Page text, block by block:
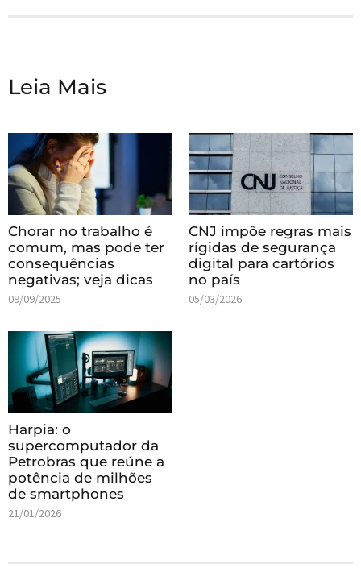
Leia Mais
Chorar no trabalho é
comum, mas pode ter
consequências
negativas; veja dicas
09/09/2025
CNJ impõe regras mais
rígidas de segurança
digital para cartórios
no país
05/03/2026
Harpia: o
supercomputador da
Petrobras que reúne a
potência de milhões
de smartphones
21/01/2026